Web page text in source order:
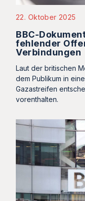
22. Oktober 2025
BBC-
fehlender
Verbindungen
Laut der britischen
dem Publikum in
Gazastreifen
vorenthalten.